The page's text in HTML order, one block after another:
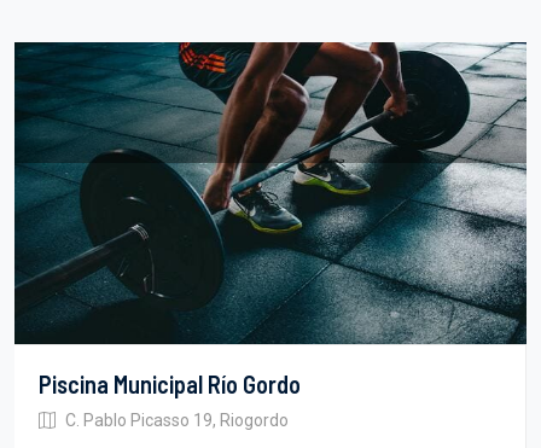
Piscina Municipal Río Gordo
C. Pablo Picasso 19, Riogordo